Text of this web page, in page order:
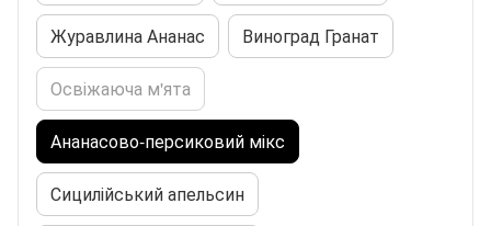
Журавлина Ананас Виноград Гранат
Освіжаюча м'ята
Ананасово-персиковий мікс
Сицилійський апельсин